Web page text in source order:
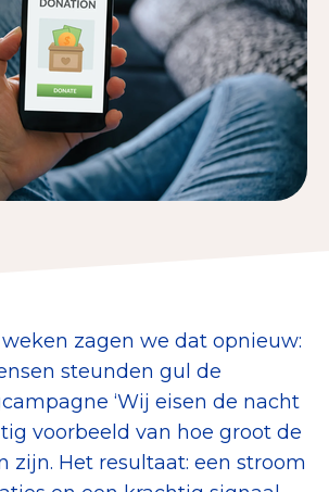
Donateurspanel
Signalen
goede doelen
zagen we dat opnieuw:
steunden gul de
‘Wij eisen de nacht
voorbeeld van hoe groot de
zijn. Het resultaat: een stroom